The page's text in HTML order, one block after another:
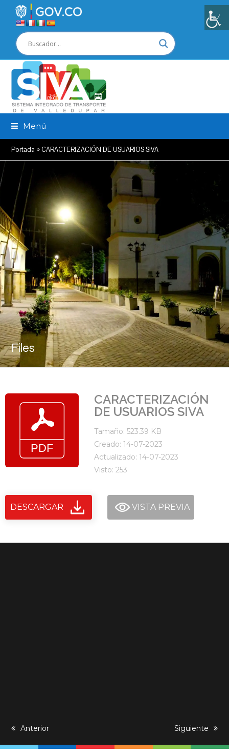
Menú
Portada »CARACTERIZACIÓN DE USUARIOS SIVA
Files
CARACTERIZACIÓN
DE USUARIOS SIVA
Tamaño: 523.39 KB
Creado: 14-07-2023
Actualizado: 14-07-2023
Visto: 253
DESCARGAR VISTA PREVIA
previous
Anterior
next
Siguiente